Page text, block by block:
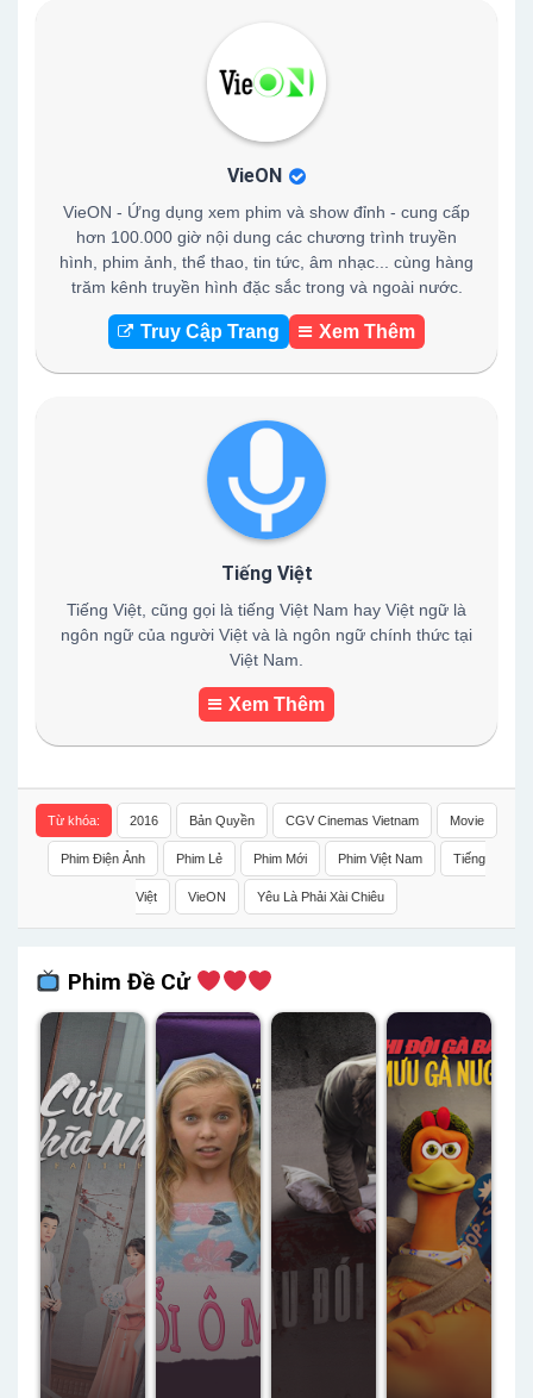
VieON
VieON - Ứng dụng xem phim và show đỉnh - cung cấp
hơn 100.000 giờ nội dung các chương trình truyền
hình, phim ảnh, thể thao, tin tức, âm nhạc... cùng hàng
trăm kênh truyền hình đặc sắc trong và ngoài nước.
Truy Cập Trang Xem Thêm
Tiếng Việt
Tiếng Việt, cũng gọi là tiếng Việt Nam hay Việt ngữ là
ngôn ngữ của người Việt và là ngôn ngữ chính thức tại
Việt Nam.
Xem Thêm
Từ khóa: 2016 Bản Quyền CGV Cinemas Vietnam Movie
Phim Điện Ảnh Phim Lẻ Phim Mới Phim Việt Nam Tiếng
Việt VieON Yêu Là Phải Xài Chiêu
Phim Đề Cử